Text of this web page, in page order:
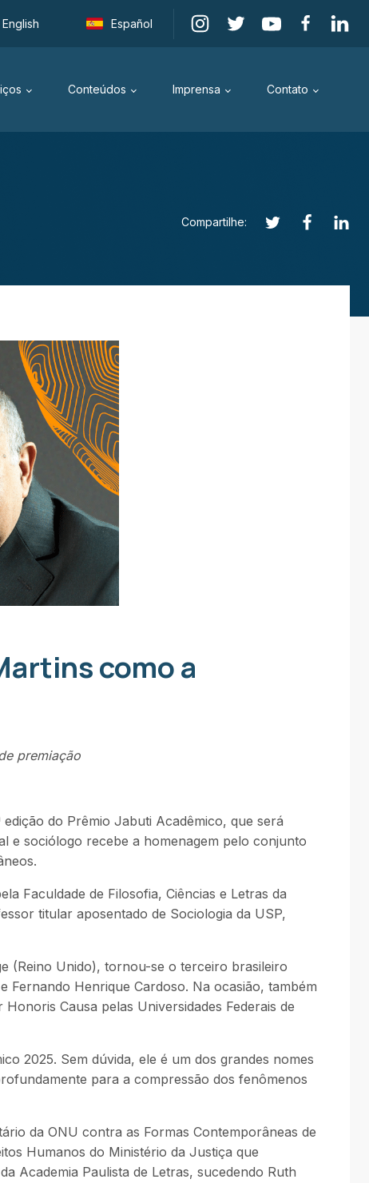
English Español
Conteúdos Imprensa Contato
Compartilhe:
como a
premiação
do Prêmio Jabuti Acadêmico, que será
e sociólogo recebe a homenagem pelo conjunto
Faculdade de Filosofia, Ciências e Letras da
titular aposentado de Sociologia da USP,
(Reino Unido), tornou-se o terceiro brasileiro
Fernando Henrique Cardoso. Na ocasião, também
Causa pelas Universidades Federais de
2025. Sem dúvida, ele é um dos grandes nomes
para a compressão dos fenômenos
da ONU contra as Formas Contemporâneas de
Humanos do Ministério da Justiça que
Academia Paulista de Letras, sucedendo Ruth